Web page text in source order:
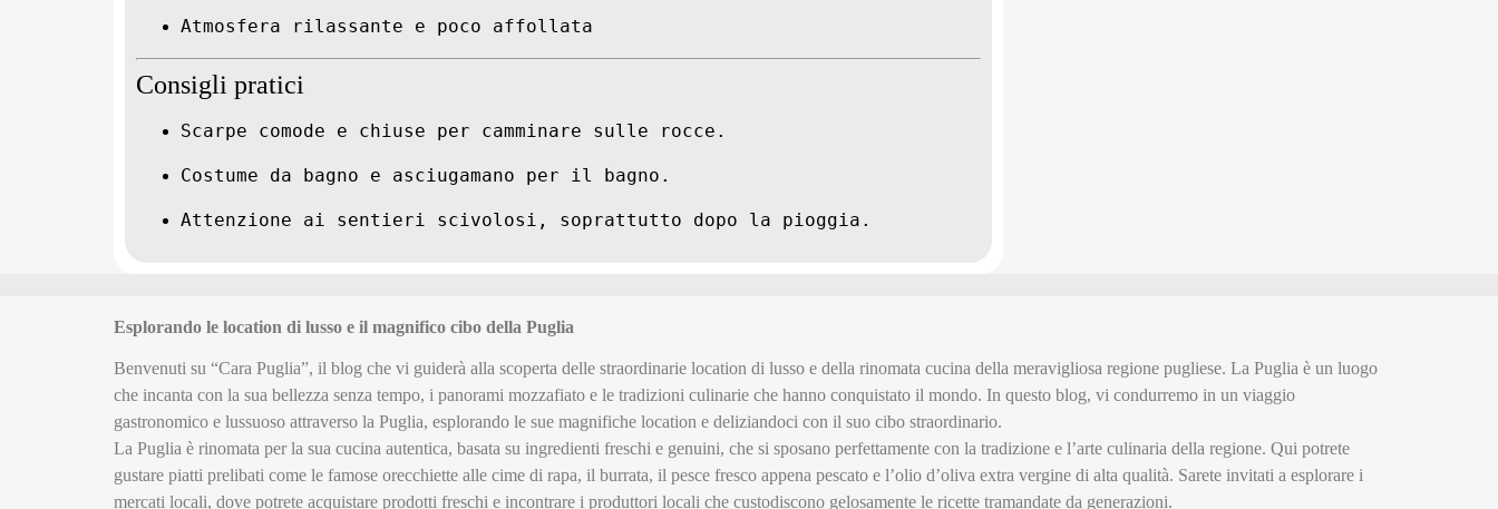
Atmosfera rilassante e poco affollata
Consigli pratici
Scarpe comode e chiuse per camminare sulle rocce.
Costume da bagno e asciugamano per il bagno.
Attenzione ai sentieri scivolosi, soprattutto dopo la pioggia.
Esplorando le location di lusso e il magnifico cibo della Puglia
Benvenuti su “Cara Puglia”, il blog che vi guiderà alla scoperta delle straordinarie location di lusso e della rinomata cucina della meravigliosa regione pugliese. La Puglia è un luogo
che incanta con la sua bellezza senza tempo, i panorami mozzafiato e le tradizioni culinarie che hanno conquistato il mondo. In questo blog, vi condurremo in un viaggio
gastronomico e lussuoso attraverso la Puglia, esplorando le sue magnifiche location e deliziandoci con il suo cibo straordinario.
La Puglia è rinomata per la sua cucina autentica, basata su ingredienti freschi e genuini, che si sposano perfettamente con la tradizione e l’arte culinaria della regione. Qui potrete
gustare piatti prelibati come le famose orecchiette alle cime di rapa, il burrata, il pesce fresco appena pescato e l’olio d’oliva extra vergine di alta qualità. Sarete invitati a esplorare i
mercati locali, dove potrete acquistare prodotti freschi e incontrare i produttori locali che custodiscono gelosamente le ricette tramandate da generazioni.